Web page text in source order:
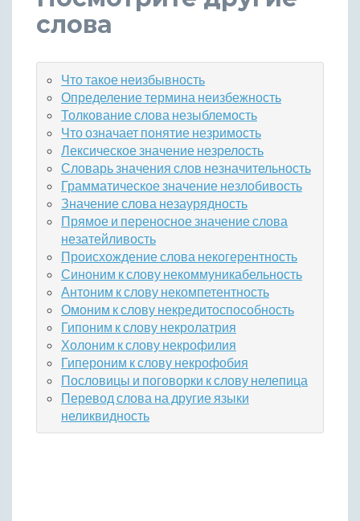
слова
Что такое неизбывность
Определение термина неизбежность
Толкование слова незыблемость
Что означает понятие незримость
Лексическое значение незрелость
Словарь значения слов незначительность
Грамматическое значение незлобивость
Значение слова незаурядность
Прямое и переносное значение слова
незатейливость
Происхождение слова некогерентность
Синоним к слову некоммуникабельность
Антоним к слову некомпетентность
Омоним к слову некредитоспособность
Гипоним к слову некролатрия
Холоним к слову некрофилия
Гипероним к слову некрофобия
Пословицы и поговорки к слову нелепица
Перевод слова на другие языки
неликвидность